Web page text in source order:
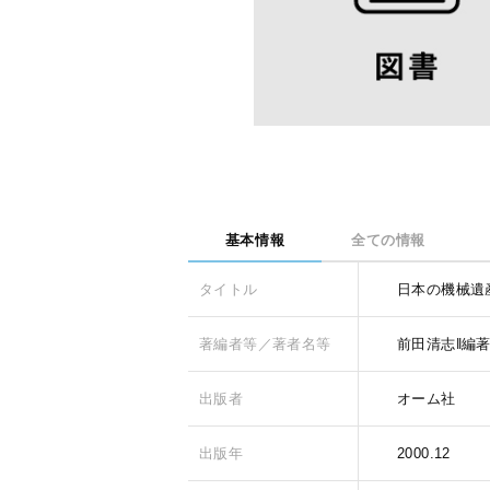
基本情報 全ての情報
タイトル 日本の機械遺
著編者等／著者名等 前田清志‖編著
出版者 オーム社
出版年 2000.12